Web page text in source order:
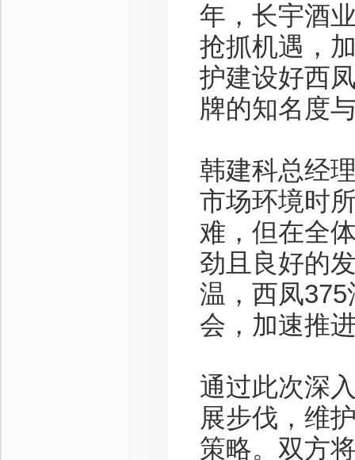
年，长宇酒
抢抓机遇，
护建设好西
牌的知名度
韩建科总经
市场环境时
难，但在全
劲且良好的
温，西凤
会，加速推
通过此次深
展步伐，维
策略。双方